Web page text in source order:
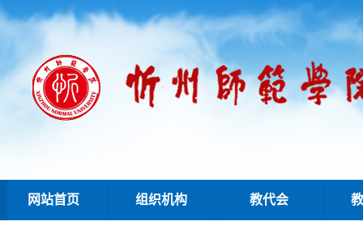
网站首页 组织机构 教代会